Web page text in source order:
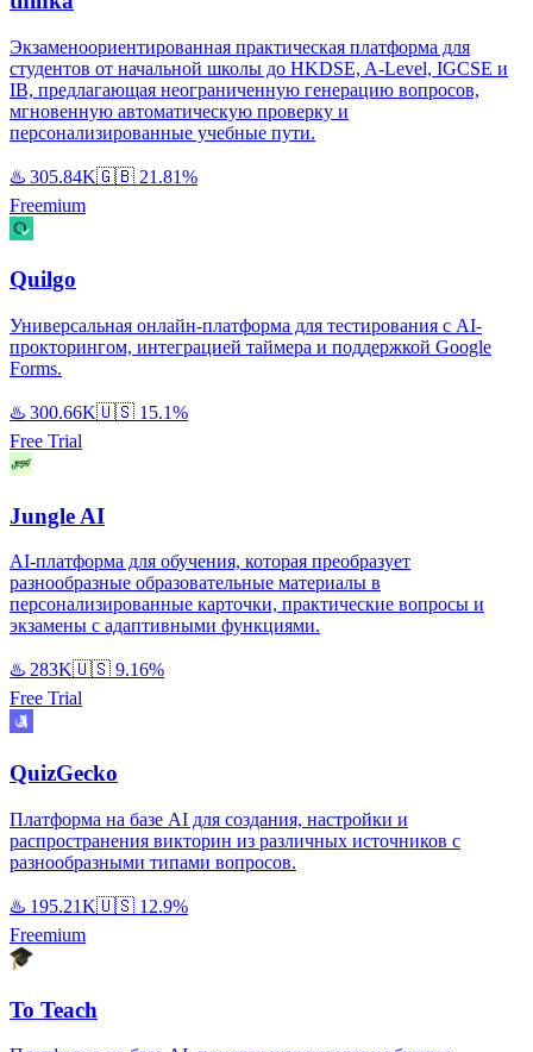
Экзаменоориентированная практическая платформа для
студентов от начальной школы до HKDSE, A-Level, IGCSE и
IB, предлагающая неограниченную генерацию вопросов,
мгновенную автоматическую проверку и
персонализированные учебные пути.
♨️ 305.84K🇬🇧 21.81%
Freemium
Quilgo
Универсальная онлайн-платформа для тестирования с AI-
прокторингом, интеграцией таймера и поддержкой Google
Forms.
♨️ 300.66K🇺🇸 15.1%
Free Trial
Jungle AI
AI-платформа для обучения, которая преобразует
разнообразные образовательные материалы в
персонализированные карточки, практические вопросы и
экзамены с адаптивными функциями.
♨️ 283K🇺🇸 9.16%
Free Trial
QuizGecko
Платформа на базе AI для создания, настройки и
распространения викторин из различных источников с
разнообразными типами вопросов.
♨️ 195.21K🇺🇸 12.9%
Freemium
To Teach